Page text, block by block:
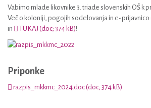
Vabimo mlade likovnike 3. triade slovenskih OŠ k
Več o koloniji, pogojih sodelovanja in e-
in
TUKAJ (doc; 374 kB)!
Priponke
razpis_mkkmc_2024.doc (doc; 374 kB)